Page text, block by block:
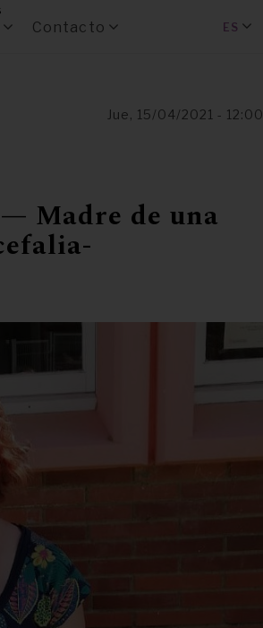
Contacto ES
Jue, 15/04/2021 - 12:00
Madre de una